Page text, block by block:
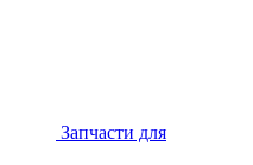
Запчасти для